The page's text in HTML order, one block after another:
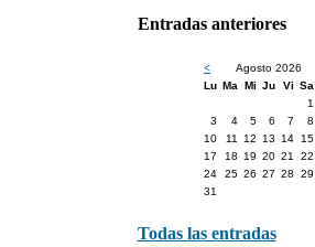
Entradas anteriores
<
Agosto 2026
Lu Ma Mi Ju Vi Sa
1
3
4 5 6 7 8
10
11 12 13 14 15
17
18 19 20 21 22
24
25 26 27 28 29
31
Todas las entradas